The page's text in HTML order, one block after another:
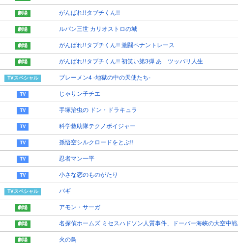
がんばれ!!タブチくん!!
ルパン三世 カリオストロの城
がんばれ!!タブチくん!! 激闘ペナントレース
がんばれ!!タブチくん!! 初笑い第3弾 あゝツッパリ人生
ブレーメン4 -地獄の中の天使たち-
じゃりン子チエ
手塚治虫の ドン・ドラキュラ
科学救助隊テクノボイジャー
孫悟空シルクロードをとぶ!!
忍者マン一平
小さな恋のものがたり
バギ
アモン・サーガ
名探偵ホームズ ミセスハドソン人質事件、ドーバー海峡の大空中戦
火の鳥